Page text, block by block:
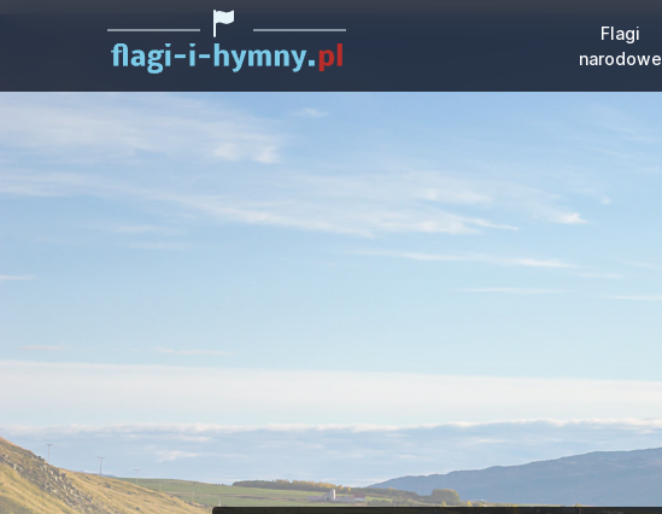
Flagi
narodowe